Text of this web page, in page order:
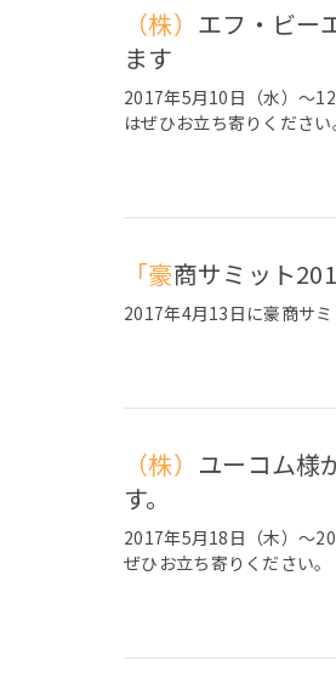
（株）エフ・ビーエス様が「ビックデータ活用展【春】」へ出展いたし
ます
2017年5月10日（水）～
はぜひお立ち寄りください
「豪商サミット
2017年4月13日に豪商サミ
（株）ユーコム様が「e-messe kanazawa2017」へ豪商を出展いたしま
す。
2017年5月18日（木）～
ぜひお立ち寄りください。